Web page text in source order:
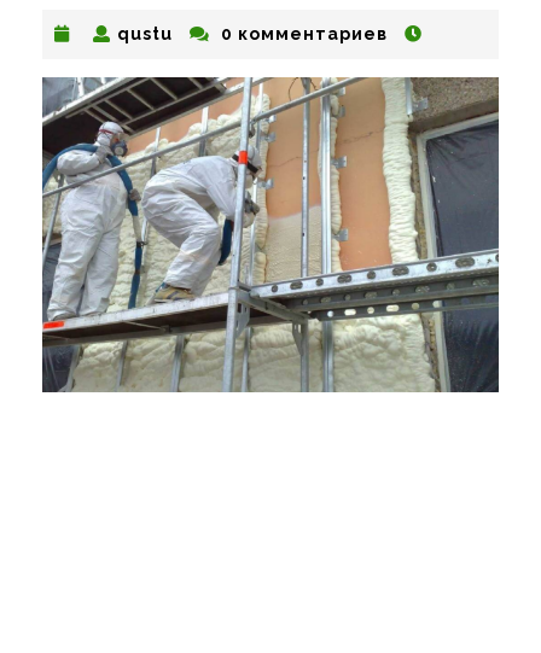
qustu qustu0 комментариев